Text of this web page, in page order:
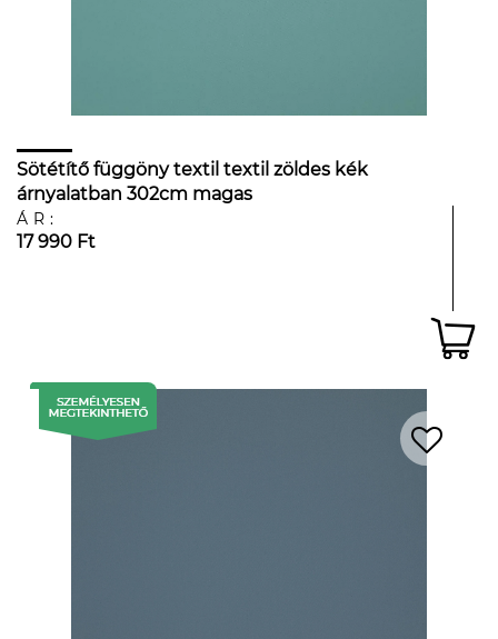
Sötétítő függöny textil textil zöldes kék
árnyalatban 302cm magas
ÁR:
17 990 Ft